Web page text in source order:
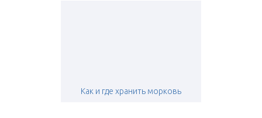
Как и где хранить морковь